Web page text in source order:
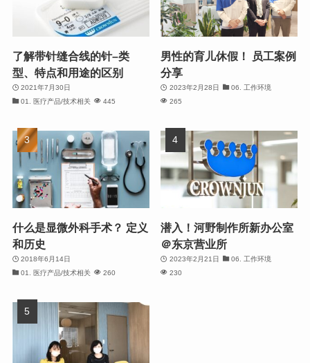
了解带针缝合线的针–类
型、特点和用途的区别
2021年7月30日
01. 医疗产品/技术相关
445
男性的育儿休假！ 员工案例
分享
2023年2月28日
06. 工作环境
265
什么是显微外科手术？ 定义
和历史
2018年6月14日
01. 医疗产品/技术相关
260
潜入！河野制作所新办公室
＠东京营业所
2023年2月21日
06. 工作环境
230